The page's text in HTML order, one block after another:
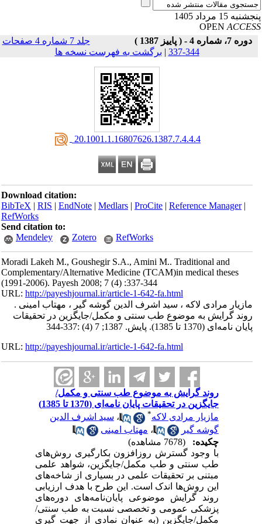
15 مرداد 1405
OPEN
دوره 7، شماره 4 - ( پاییز 1387 )
جلد 7 شماره 4 صفحات
344-337
|برگشت به فهرست نسخه ها
‎ 20.1001.1.16807626.1387.7.4.4.4
Download citation:
BibTeX|RIS|EndNote|Medlars|ProCite|Reference Manager
RefWorks
Send citation to:
Mendeley
Zotero RefWorks
Moradi Lakeh M., Goushegir S.A., Amini M.. Traditional and
Complementary/Alternative Medicine (TCAM)in medical theses
(1991-2006). Payesh 2008; 7 (4) :337-344
URL:http://payeshjournal.ir/article-1-642-fa.html
مازیار مرادی لاکه ، سید اشرف الدین گوشه گیر ، مهتاب امینی .
روند گرایش به موضوع طب سنتی و مکمل/جایگزین در تحقیقات
پایان نامه‌ای (1370 تا 1385). پایش. 1387; 7 (4) :337-344
URL:http://payeshjournal.ir/article-1-642-fa.html
روند گرایش به موضوع طب سنتی و مکمل/
جایگزین در تحقیقات پایان نامه‌ای (1370 تا 1385)
مازیار مرادی لاکه* ،سید اشرف الدین
گوشه گیر
،مهتاب امینی
چکیده:
با وجود گسترش روزافزون بکارگیری روش‌های
طب سنتی و طب مکمل/جایگزین، شواهد علمی
مبتنی بر تحقیقات علمی در بسیاری از شاخه‌های
این روش‌ها اندک است. این طرح با هدف ارزیابی
روند گرایش موضوعی پایان‌نامه‌های دوره‌های
پزشکی عمومی و تخصصی نسبت به طب سنتی/
مکمل/جایگزین (به عنوان نمادی از جهت گیری